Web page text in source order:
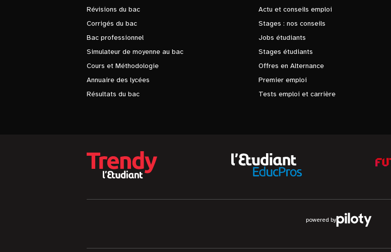
Révisions du bac
Corrigés du bac
Bac professionnel
Simulateur de moyenne au bac
Cours et Méthodologie
Annuaire des lycées
Résultats du bac
Actu et conseils emploi
Stages : nos conseils
Jobs étudiants
Stages étudiants
Offres en Alternance
Premier emploi
Tests emploi et carrière
powered by